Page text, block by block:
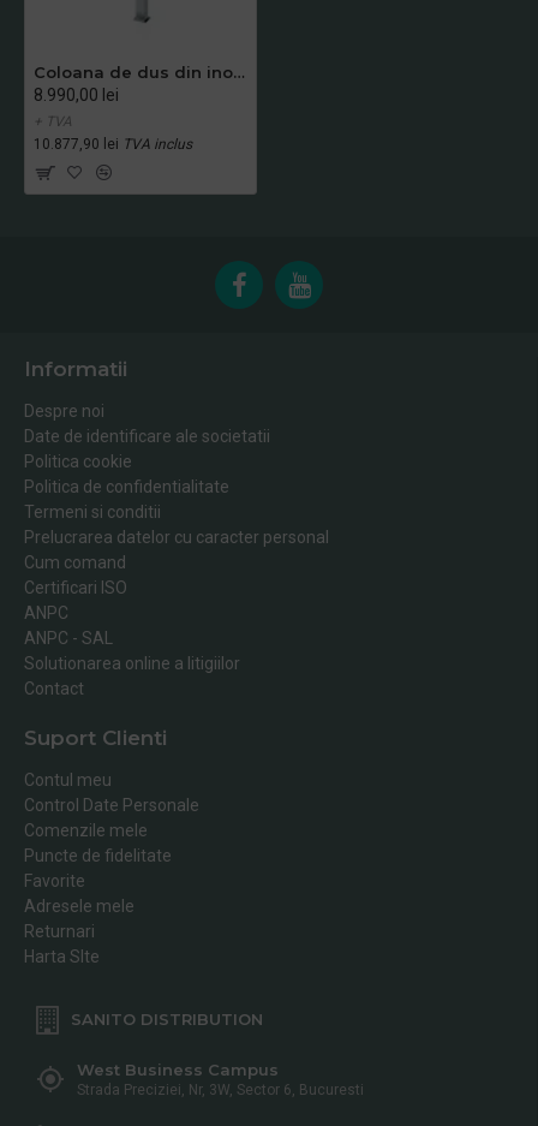
Coloana de dus din inox AISI 316, cu cap de dus si robinet cu temporizare, Idral
8.990,00 lei
+ TVA
10.877,90 lei TVA inclus
Informatii
Despre noi
Date de identificare ale societatii
Politica cookie
Politica de confidentialitate
Termeni si conditii
Prelucrarea datelor cu caracter personal
Cum comand
Certificari ISO
ANPC
ANPC - SAL
Solutionarea online a litigiilor
Contact
Suport Clienti
Contul meu
Control Date Personale
Comenzile mele
Puncte de fidelitate
Favorite
Adresele mele
Returnari
Harta SIte
SANITO DISTRIBUTION
West Business Campus
Strada Preciziei, Nr, 3W, Sector 6, Bucuresti